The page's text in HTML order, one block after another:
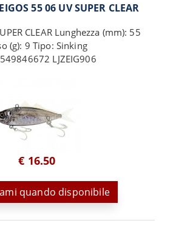
55 06 UV SUPER CLEAR
CLEAR Lunghezza (mm): 55
(g): 9 Tipo: Sinking
LJZEIG906
€ 16.50
quando disponibile